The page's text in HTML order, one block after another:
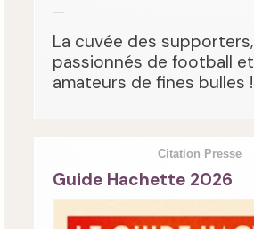
—
La cuvée des
passionnés de football
amateurs de fines bulles !
Citation Presse
Guide Hachette 2026